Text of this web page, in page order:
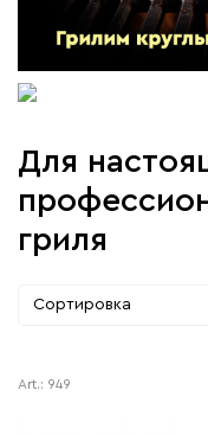
Для настоящих
гриля
Сортировка
Art.: 949